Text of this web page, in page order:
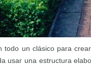
todo un clásico para
usar una estructura